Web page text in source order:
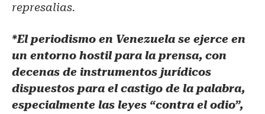
represalias.
*El periodismo en Venezuela se ejerce en
un entorno hostil para la prensa, con
decenas de instrumentos jurídicos
dispuestos para el castigo de la palabra,
especialmente las leyes “contra el odio”,